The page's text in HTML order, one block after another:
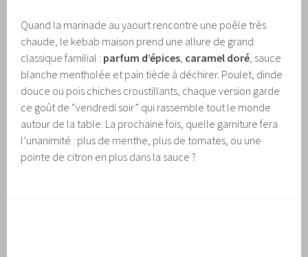
Quand la marinade au yaourt rencontre une poêle très
chaude, le kebab maison prend une allure de grand
classique familial : parfum d’épices, caramel doré, sauce
blanche mentholée et pain tiède à déchirer. Poulet, dinde
douce ou pois chiches croustillants, chaque version garde
ce goût de “vendredi soir” qui rassemble tout le monde
autour de la table. La prochaine fois, quelle garniture fera
l’unanimité : plus de menthe, plus de tomates, ou une
pointe de citron en plus dans la sauce ?